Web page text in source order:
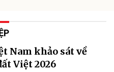
Nam khảo sát về
Việt 2026